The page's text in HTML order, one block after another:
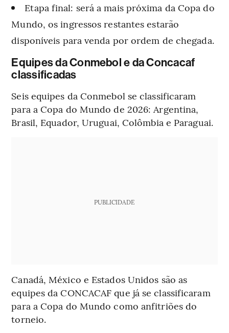
Etapa final: será a mais próxima da Copa do
Mundo, os ingressos restantes estarão
disponíveis para venda por ordem de chegada.
Equipes da Conmebol e da Concacaf
classificadas
Seis equipes da Conmebol se classificaram
para a Copa do Mundo de 2026: Argentina,
Brasil, Equador, Uruguai, Colômbia e Paraguai.
PUBLICIDADE
Canadá, México e Estados Unidos são as
equipes da CONCACAF que já se classificaram
para a Copa do Mundo como anfitriões do
torneio.